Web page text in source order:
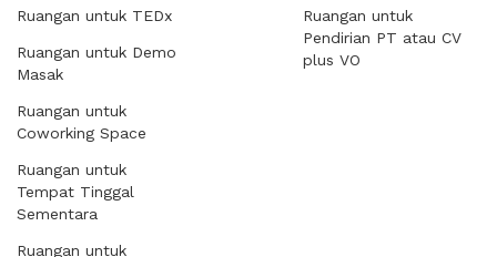
Ruangan untuk TEDx
Ruangan untuk Demo
Masak
Ruangan untuk
Coworking Space
Ruangan untuk
Tempat Tinggal
Sementara
Ruangan untuk
Ruangan untuk
Pendirian PT atau CV
plus VO